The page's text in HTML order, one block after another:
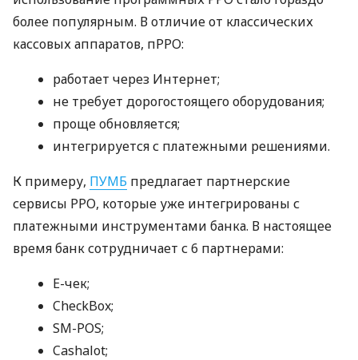
более популярным. В отличие от классических
кассовых аппаратов, пРРО:
работает через Интернет;
не требует дорогостоящего оборудования;
проще обновляется;
интегрируется с платежными решениями.
К примеру, ПУМБ предлагает партнерские
сервисы РРО, которые уже интегрированы с
платежными инструментами банка. В настоящее
время банк сотрудничает с 6 партнерами:
E-чек;
CheckBox;
SM-POS;
Cashalot;